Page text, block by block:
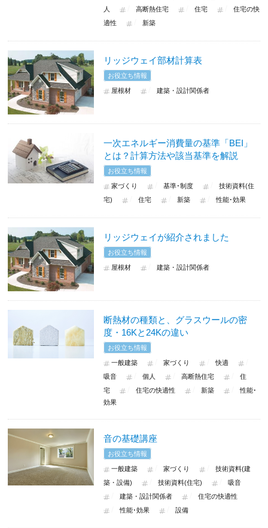
人
高断熱住宅 住宅
住宅の快
適性
新築
リッジウェイ部材計算表
お役立ち情報
屋根材 建築・設計関係者
一次エネルギー消費量の基準「BEI」
とは？計算方法や該当基準を解説
お役立ち情報
家づくり 基準･制度
技術資料(住
宅)
住宅 新築 性能･効果
リッジウェイが紹介されました
お役立ち情報
屋根材 建築・設計関係者
断熱材の種類と、グラスウールの密
度・16Kと24Kの違い
お役立ち情報
一般建築 家づくり
快適
吸音
個人 高断熱住宅
住
宅
住宅の快適性 新築
性能･
効果
音の基礎講座
お役立ち情報
一般建築 家づくり
技術資料(建
築・設備)
技術資料(住宅)
吸音
建築・設計関係者
住宅の快適性
性能･効果
設備